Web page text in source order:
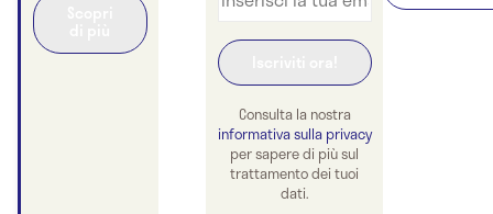
Consulta la nostra
informativa sulla privacy
per sapere di più sul
trattamento dei tuoi
dati.